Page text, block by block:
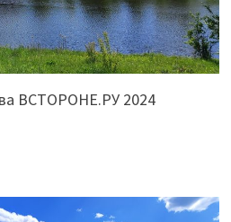
ВСТОРОНЕ.РУ 2024